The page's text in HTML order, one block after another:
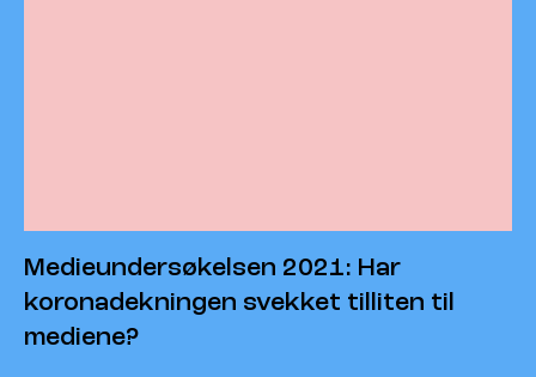
Medieundersøkelsen 2021: Har
koronadekningen svekket tilliten til
mediene?